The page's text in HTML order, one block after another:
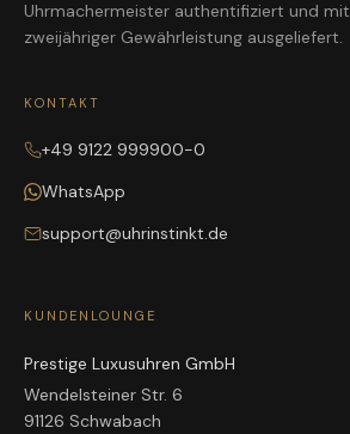
Uhrmachermeister authentifiziert und mit
zweijähriger Gewährleistung ausgeliefert.
KONTAKT
+49 9122 999900-0
WhatsApp
support@uhrinstinkt.de
KUNDENLOUNGE
Prestige Luxusuhren GmbH
Wendelsteiner Str. 6
91126 Schwabach